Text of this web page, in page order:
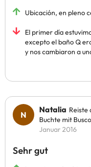
Ubicación, en pleno
El primer día
excepto el baño Q
y nos cambiaron a
Natalia Reiste
Buchte mit
Januar 2016
Sehr gut